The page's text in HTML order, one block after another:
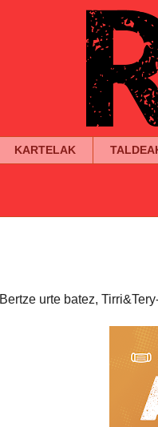
KARTELAK
Bertze urte batez,